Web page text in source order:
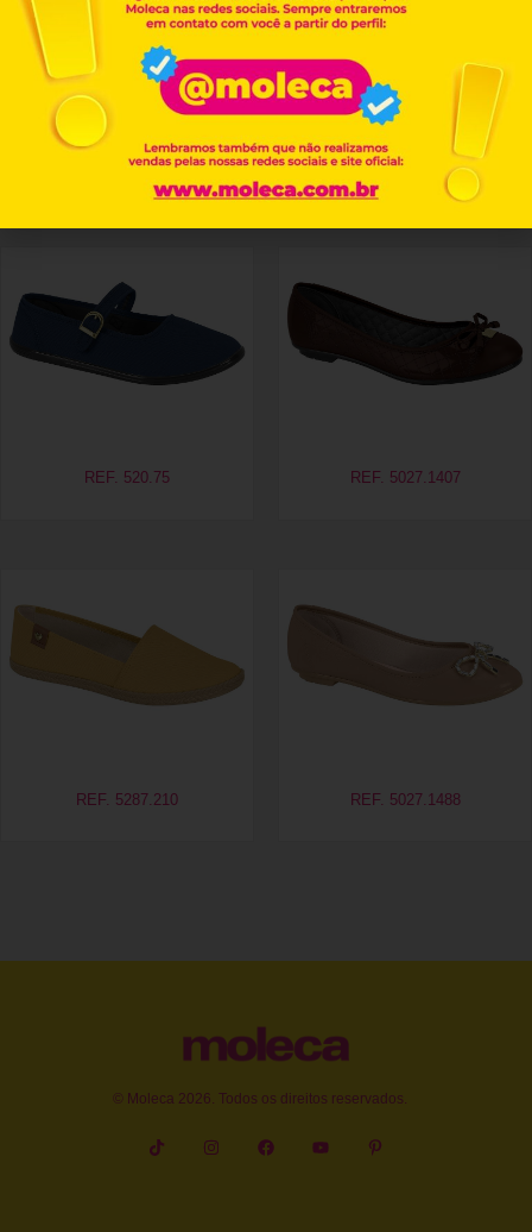
Produtos relacionados
REF. 520.75 REF. 5027.1407
REF. 5287.210 REF. 5027.1488
© Moleca 2026. Todos os direitos reservados.